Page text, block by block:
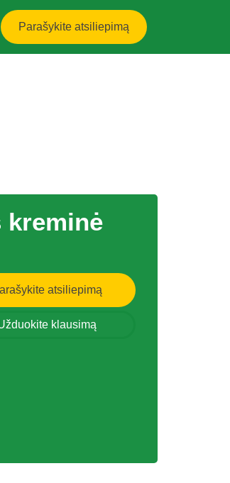
Parašykite atsiliepimą
kreminė
atsiliepimą
klausimą